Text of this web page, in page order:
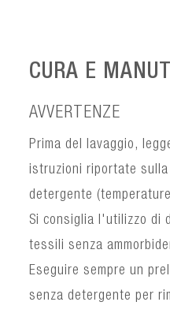
CURA E
AVVERTENZE
Prima del lavaggio,
istruzioni riportate sulla
detergente
Si consiglia l'utilizzo di
tessili senza
Eseguire sempre un
senza detergente per